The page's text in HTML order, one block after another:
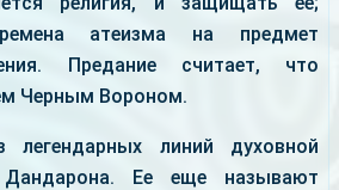
атеизма на предмет
Предание считает, что
Черным Вороном.
линий духовной
Дандарона. Ее еще называют